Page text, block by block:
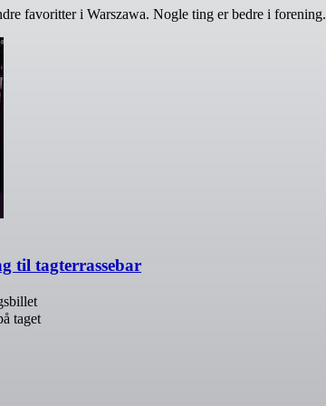
favoritter i Warszawa. Nogle ting er bedre i forening.
til tagterrassebar
taget